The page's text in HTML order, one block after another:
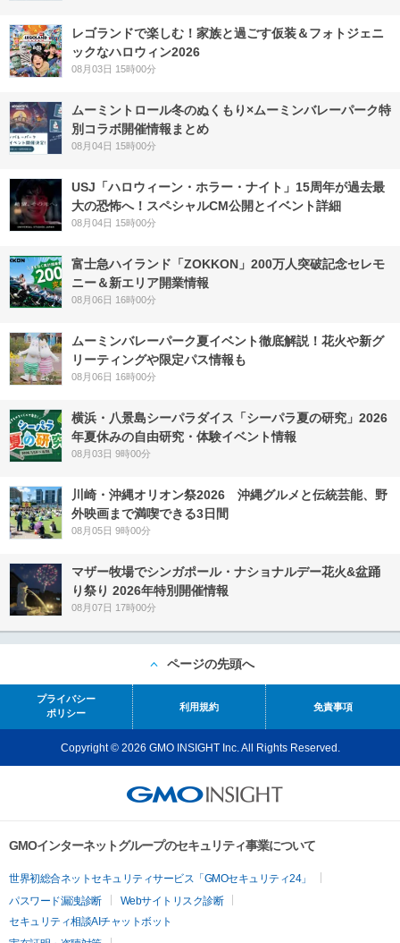
レゴランドで楽しむ！家族と過ごす仮装＆フォトジェニ
ックなハロウィン2026
08月03日 15時00分
ムーミントロール冬のぬくもり×ムーミンバレーパーク特
別コラボ開催情報まとめ
08月04日 15時00分
USJ「ハロウィーン・ホラー・ナイト」15周年が過去最
大の恐怖へ！スペシャルCM公開とイベント詳細
08月04日 15時00分
富士急ハイランド「ZOKKON」200万人突破記念セレモ
ニー＆新エリア開業情報
08月06日 16時00分
ムーミンバレーパーク夏イベント徹底解説！花火や新グ
リーティングや限定パス情報も
08月06日 16時00分
横浜・八景島シーパラダイス「シーパラ夏の研究」2026
年夏休みの自由研究・体験イベント情報
08月03日 9時00分
川崎・沖縄オリオン祭2026 沖縄グルメと伝統芸能、野
外映画まで満喫できる3日間
08月05日 9時00分
マザー牧場でシンガポール・ナショナルデー花火&盆踊
り祭り 2026年特別開催情報
08月07日 17時00分
ページの先頭へ
プライバシー
ポリシー
利用規約 免責事項
Copyright © 2026 GMO INSIGHT Inc. All Rights Reserved.
GMOインターネットグループのセキュリティ事業について
世界初総合ネットセキュリティサービス「GMOセキュリティ24」
パスワード漏洩診断
Webサイトリスク診断
セキュリティ相談AIチャットボット